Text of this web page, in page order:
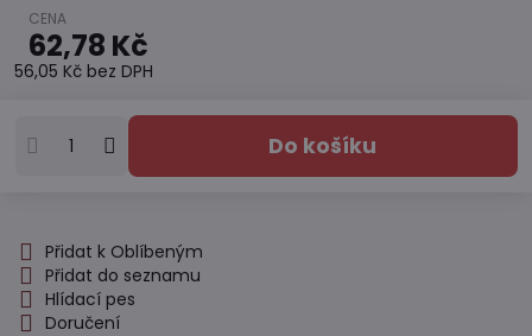
62,78 Kč
56,05 Kč bez DPH
Do košíku
Přidat k Oblíbeným
Přidat do seznamu
Hlídací pes
Doručení